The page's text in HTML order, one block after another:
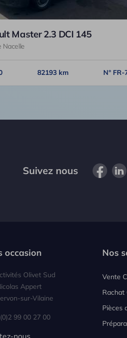
Master 2.3 DCI 145
Nacelle
82193 km N° FR-
Suivez nous
occasion
Olivet Sud
Appert
sur-Vilaine
99 00 27 00
nous
Nos
Vente
Rachat
Pièces